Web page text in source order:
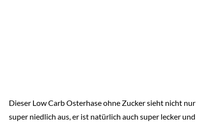
Dieser Low Carb Osterhase ohne Zucker sieht nicht nur
super niedlich aus, er ist natürlich auch super lecker und